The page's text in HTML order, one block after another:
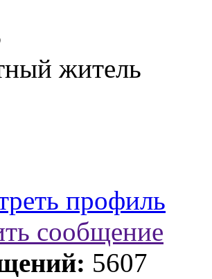
житель
профиль
сообщение
5607